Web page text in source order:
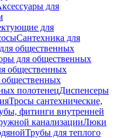
для
для
Сантехника для
общественных
для общественных
общественных
общественных
полотенецДиспенсеры
Тросы сантехнические,
фитинги внутренней
канализацииЛюки
Трубы для теплого